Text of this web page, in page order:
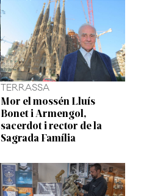
TERRASSA
Mor el mossén Lluís
Bonet i Armengol,
sacerdot i rector de la
Sagrada Família